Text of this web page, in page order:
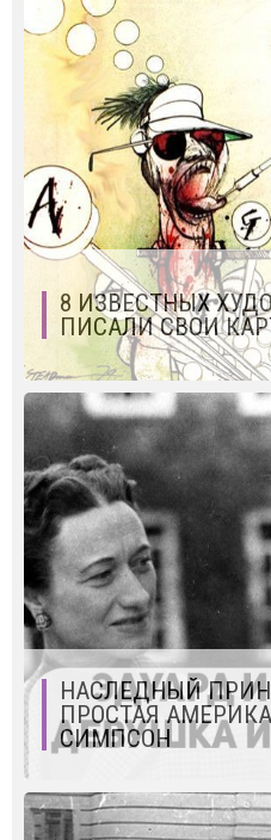
8 ИЗВЕСТНЫХ
ПИСАЛИ СВОИ
НАСЛЕДНЫЙ
ПРОСТАЯ
СИМПСОН